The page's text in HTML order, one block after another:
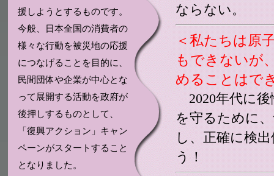
援しようとするものです。
今般、日本全国の消費者の
様々な行動を被災地の応援
につなげることを目的に、
民間団体や企業が中心とな
って展開する活動を政府が
後押しするものとして、
「復興アクション」キャン
ペーンがスタートすること
となりました。
ならない。
＜私たちは原
もできないが
めることはで
2020年代に
を守るために
し、正確に検
う！